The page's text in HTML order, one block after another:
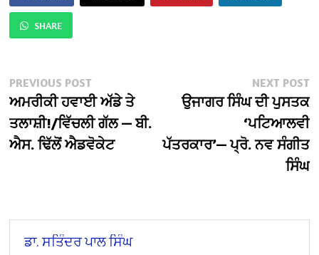
SHARE
Post
navigation
PREVIOUS POSTPrevious
post:
ਅਮਰੀਕੀ ਹਵਾਈ ਅੱਡੇ ਤੇ
ਤਲਾਸ਼ੀ!/ਵਿੱਚਲੀ ਗੱਲ — ਬੀ.
ਐਸ. ਢਿੱਲੋਂ ਐਡਵੋਕੇਟ
NEXT POST
ਉਜਾਗਰ ਸਿੰਘ ਦੀ ਪੁਸਤਕ
‘ਪਟਿਆਲਵੀ
ਪੱਤਰਕਾਰ’— ਪ੍ਰੋ. ਨਵ ਸੰਗੀਤ
ਸਿੰਘ
ਡਾ. ਸਤਿੰਦਰ ਪਾਲ ਸਿੰਘ